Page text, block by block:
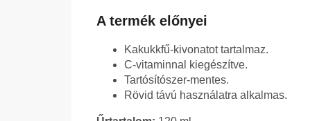
A termék előnyei
Kakukkfű-kivonatot tartalmaz.
C-vitaminnal kiegészítve.
Tartósítószer-mentes.
Rövid távú használatra alkalmas.